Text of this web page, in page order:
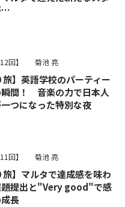
…
回】 菊池 亮
旅】英語学校のパーティー
瞬間！ 音楽の力で日本人
つになった特別な夜
回】 菊池 亮
旅】マルタで達成感を味わ
提出と"Very good"で感
長